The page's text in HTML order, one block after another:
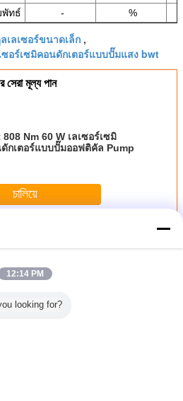
ทธ์ - %
เลเซอร์ขนาดเล็ก ,
ซอร์เซมิคอนดักเตอร์แบบปั๊มแสง bwt
সেরা মূল্য পান
808 Nm 60 W เลเซอร์เซมิ
กเตอร์แบบปั๊มออฟติคัล Pump
চালিয়ে
านสูง
12:14 PM
looking for?